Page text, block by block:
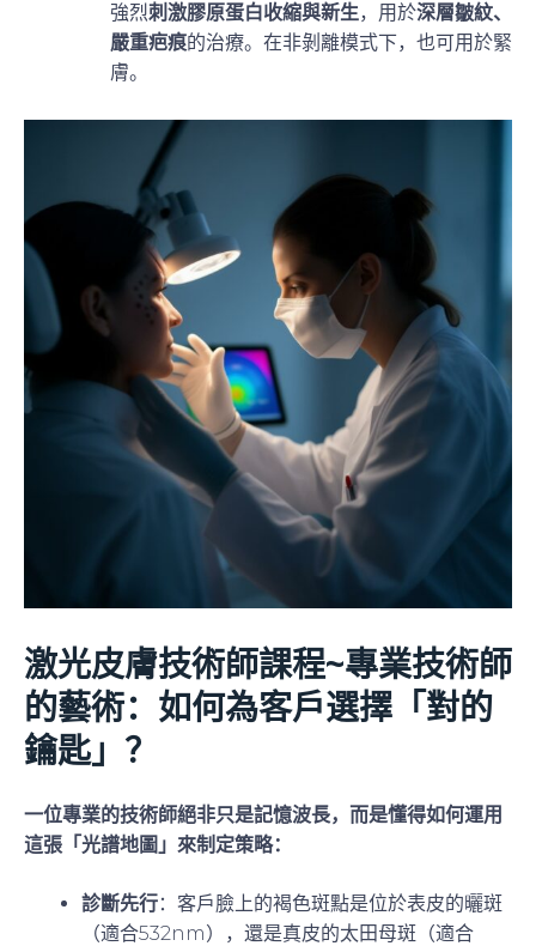
強烈刺激膠原蛋白收縮與新生，用於深層皺紋、
嚴重疤痕的治療。在非剝離模式下，也可用於緊
膚。
激光皮膚技術師課程~專業技術師
的藝術：如何為客戶選擇「對的
鑰匙」？
一位專業的技術師絕非只是記憶波長，而是懂得如何運用
這張「光譜地圖」來制定策略：
診斷先行：客戶臉上的褐色斑點是位於表皮的曬斑
（適合532nm），還是真皮的太田母斑（適合